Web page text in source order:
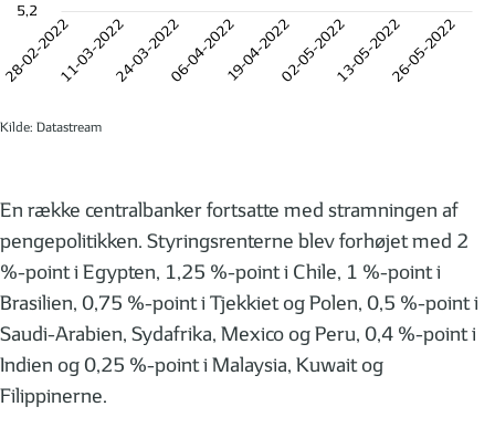
28-02-202211-03-202224-03-202206-04-202219-04-202202-05-202213-05-202226-05-2022
5,2
Kilde: Datastream
En række centralbanker fortsatte med stramningen af
pengepolitikken. Styringsrenterne blev forhøjet med 2
%-point i Egypten, 1,25 %-point i Chile, 1 %-point i
Brasilien, 0,75 %-point i Tjekkiet og Polen, 0,5 %-point i
Saudi-Arabien, Sydafrika, Mexico og Peru, 0,4 %-point i
Indien og 0,25 %-point i Malaysia, Kuwait og
Filippinerne.